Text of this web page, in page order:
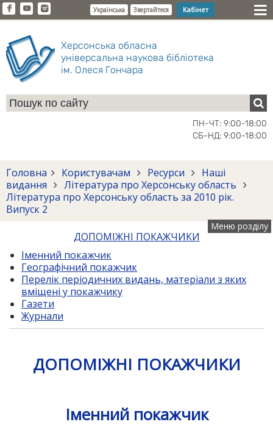
Українська Звертайтеся Кабінет
Херсонська обласна
універсальна наукова бібліотека
ім. Олеся Гончара
ПН-ЧТ: 9:00-18:00
СБ-НД: 9:00-18:00
Головна Користувачам Ресурси
Наші
видання
Література про Херсонську область
Література про Херсонську область за 2010 рік.
Випуск 2
Меню розділу
ДОПОМІЖНІ ПОКАЖЧИКИ
Іменний покажчик
Географічний покажчик
Перелік періодичних видань, матеріали з яких
вміщені у покажчику
Газети
Журнали
ДОПОМІЖНІ ПОКАЖЧИКИ
Іменний покажчик